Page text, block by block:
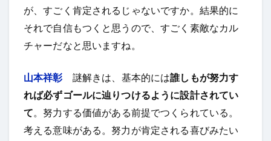
が、すごく肯定されるじゃないですか。結果的に
それで自信もつくと思うので、すごく素敵なカル
チャーだなと思いますね。
山本祥彰謎解きは、基本的には誰しもが努力す
れば必ずゴールに辿りつけるように設計されてい
て。努力する価値がある前提でつくられている。
考える意味がある。努力が肯定される喜びみたい